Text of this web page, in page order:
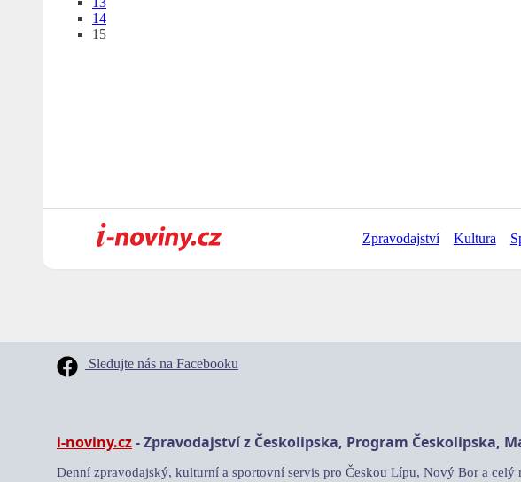
14
15
Zpravodajství Kultura
Sledujte nás na Facebooku
i-noviny.cz- Zpravodajství z Českolipska, Program Českolipska,
Denní zpravodajský, kulturní a sportovní servis pro Českou Lípu, Nový Bor a celý